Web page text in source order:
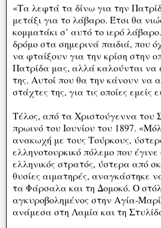
«Τα λεφτά τα δίνω για την
μετάξι για το λάβαρο. Έτσι θα
κομματάκι σ’ αυτό το ιερό
δρόμο στα σημερινά παιδιά, που
να φταίξουν για την κρίση στην
Πατρίδα μας, αλλά καλούνται να
της. Αυτοί που θα την κάνουν να
στάχτες της, για τις οποίες εμείς
Τέλος, από τα Χριστούγεννα του
πρωινό του Ιουνίου του 1897.
ανακωχή με τους Τούρκους,
ελληνοτουρκικό πόλεμο που
ελληνικός στρατός, ύστερα από
θυσίες αιματηρές, αναγκάστηκε
τα Φάρσαλα και τη Δομοκό. Ο
αγκυροβολημένος στην Αγία-
ανάμεσα στη Λαμία και τη